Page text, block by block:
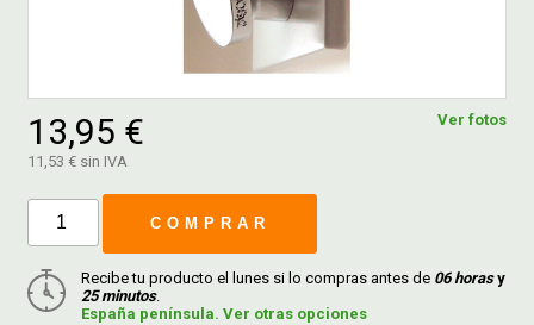
Ver fotos
13,95 €
11,53 € sin IVA
COMPRAR
Recibe tu producto el lunes si lo compras antes de 06 horasy
25 minutos.
España península. Ver otras opciones
CATÁLOGOS